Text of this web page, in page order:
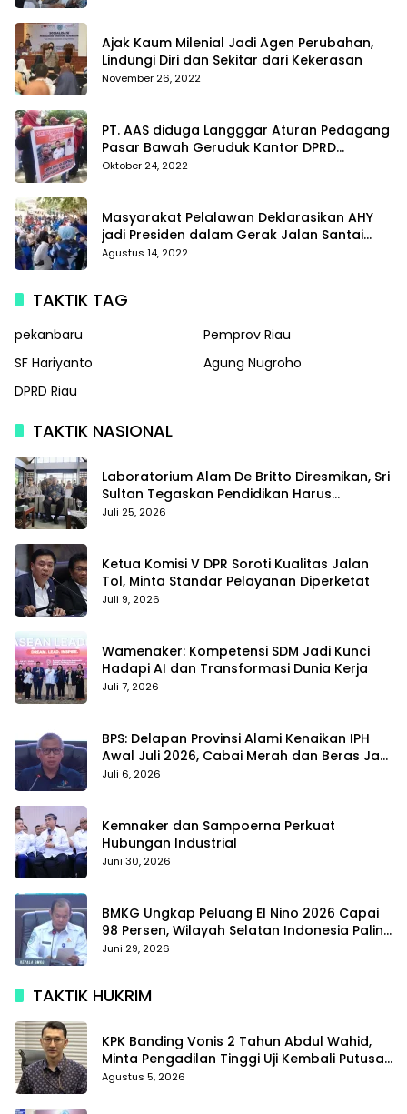
Ajak Kaum Milenial Jadi Agen Perubahan,
Lindungi Diri dan Sekitar dari Kekerasan
November 26, 2022
PT. AAS diduga Langggar Aturan Pedagang
Pasar Bawah Geruduk Kantor DPRD
Pekanbaru
Oktober 24, 2022
Masyarakat Pelalawan Deklarasikan AHY
jadi Presiden dalam Gerak Jalan Santai
Partai Demokrat
Agustus 14, 2022
TAKTIK TAG
pekanbaru
Pemprov Riau
SF Hariyanto
Agung Nugroho
DPRD Riau
TAKTIK NASIONAL
Laboratorium Alam De Britto Diresmikan, Sri
Sultan Tegaskan Pendidikan Harus
Membentuk Karakter
Juli 25, 2026
Ketua Komisi V DPR Soroti Kualitas Jalan
Tol, Minta Standar Pelayanan Diperketat
Juli 9, 2026
Wamenaker: Kompetensi SDM Jadi Kunci
Hadapi AI dan Transformasi Dunia Kerja
Juli 7, 2026
BPS: Delapan Provinsi Alami Kenaikan IPH
Awal Juli 2026, Cabai Merah dan Beras Jadi
Pemicu
Juli 6, 2026
Kemnaker dan Sampoerna Perkuat
Hubungan Industrial
Juni 30, 2026
BMKG Ungkap Peluang El Nino 2026 Capai
98 Persen, Wilayah Selatan Indonesia Paling
Terdampak
Juni 29, 2026
TAKTIK HUKRIM
KPK Banding Vonis 2 Tahun Abdul Wahid,
Minta Pengadilan Tinggi Uji Kembali Putusan
Tipikor
Agustus 5, 2026